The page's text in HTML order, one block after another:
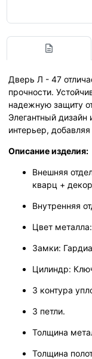
Дверь Л - 47
прочности.
надежную защиту
Элегантный
интерьер,
Описание изделия:
Внешняя
кварц +
Внутренняя
Цвет
Замки:
Цилиндр:
3 контура
3 петли.
Толщина
Толщина